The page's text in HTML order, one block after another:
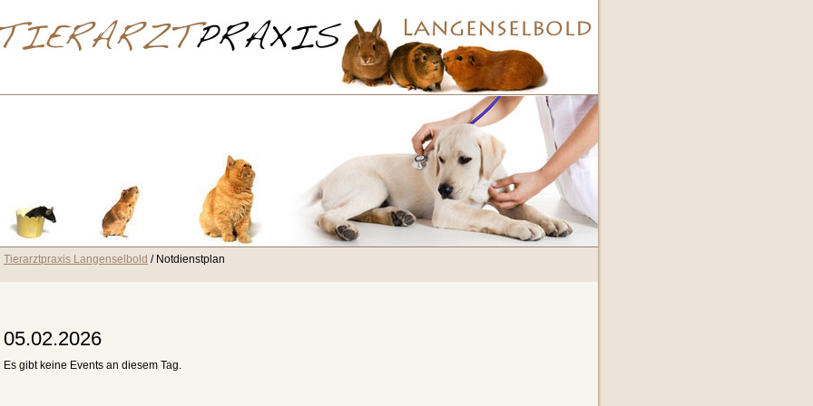
Tierarztpraxis Langenselbold Notdienstplan
05.02.2026
Es gibt keine Events an diesem Tag.